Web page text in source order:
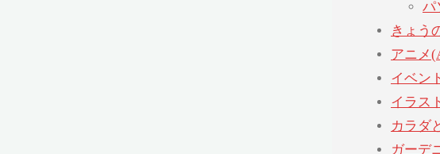
パ
きょう
アニメ
イベン
イラス
カラダ
ガーデ